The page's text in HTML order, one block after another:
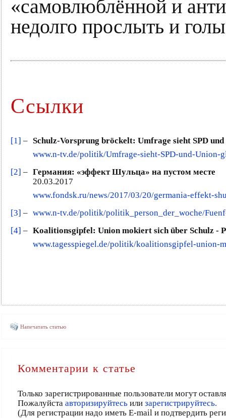
«самовлюблённой и
недолго прослыть и
Ссылки
[1] – Schulz-Vorsprung bröckelt: Umfrage sieht SPD
www.n-tv.de/politik/Umfrage-sieht-SPD-und-Union-
[2] – Германия: «эффект Шульца» на пустом месте
20.03.2017
www.fondsk.ru/news/2017/03/20/germania-effekt-
[3] – www.n-tv.de/politik/politik_person_der_woche/
[4] – Koalitionsgipfel: Union mokiert sich über Schulz -
www.tagesspiegel.de/politik/koalitionsgipfel-union-
Напечатать статью
Комментарии к статье
Только зарегистрированные пользователи могут
Пожалуйста авторизируйтесьили зарегистрируйтесь.
(Для регистрации надо иметь E-mail и подтвердить